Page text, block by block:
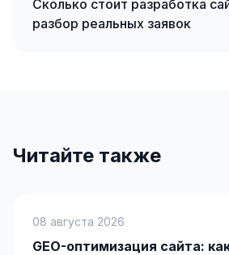
Персонализация
Контент для соцсетей
Техническая документация
ВИДЕОПРОДАКШН
Сколько стоит разработка
разбор реальных заявок
Читайте также
08 августа 2026
GEO-оптимизация сайта: